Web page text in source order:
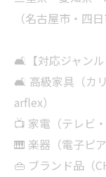
（名古屋市・四
🛋【対応ジャンル
🛋 高級家具（カ
arflex）
📺 家電（テレビ
🎹 楽器（電子ピ
👜 ブランド品（